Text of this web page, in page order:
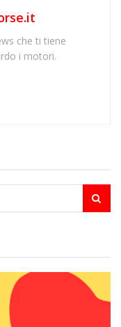
che ti tiene
i motori.